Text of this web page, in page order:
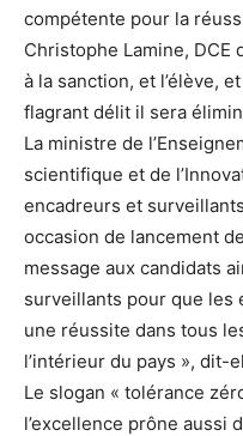
compétente pour la
Christophe Lamine, DCE
à la sanction, et l’élève,
flagrant délit il sera
La ministre de
scientifique et de
encadreurs et
occasion de lancement
message aux candidats
surveillants pour que les
une réussite dans tous
l’intérieur du pays », dit-
Le slogan « tolérance
l’excellence prône aussi